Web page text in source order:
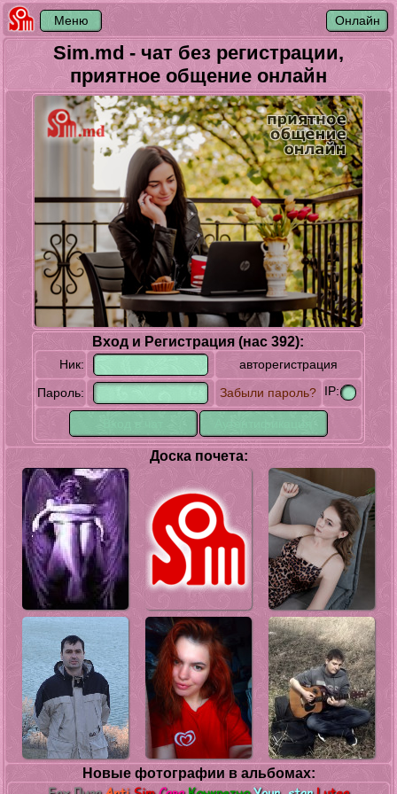
Sim.md - чат без регистрации,
приятное общение онлайн
Вход и Регистрация (нас 392):
Ник:
авторегистрация
Пароль:
Забыли пароль? IP:
Доска почета:
Новые фотографии в альбомах: